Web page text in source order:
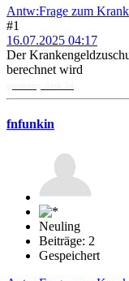
Antw:Frage zum
#1
16.07.2025 04:17
Der
berechnet wird
fnfunkin
Neuling
Beiträge: 2
Gespeichert